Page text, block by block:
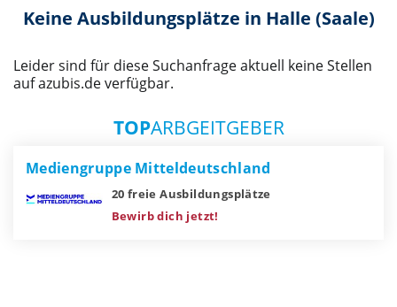
Keine Ausbildungsplätze in Halle (Saale)
Leider sind für diese Suchanfrage aktuell keine Stellen
auf azubis.de verfügbar.
TOPARBGEITGEBER
Mediengruppe Mitteldeutschland
20 freie Ausbildungsplätze
Bewirb dich jetzt!